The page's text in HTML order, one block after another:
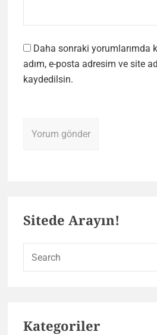
Daha sonraki yorumlarımda
adım, e-posta adresim ve site
kaydedilsin.
Sitede Arayın!
Kategoriler